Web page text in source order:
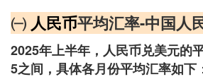
㈠ 人民币平均汇率-中国人
2025年上半年，人民币兑美元的
5之间，具体各月份平均汇率如下 ：